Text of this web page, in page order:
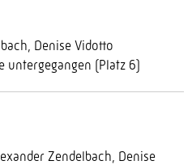
Denise Vidotto
untergegangen (Platz 6)
Zendelbach, Denise